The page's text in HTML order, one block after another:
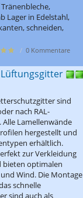
Lager in Edelstahl,
schneiden,
0 Kommentare
sind
nach RAL-
Lamellenwände
hergestellt und
erhältlich.
zur Verkleidung
bieten optimalen
Wind. Die Montage
schnelle
sind auch als